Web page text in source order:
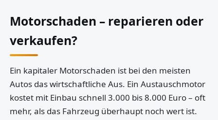
Motorschaden – reparieren oder
verkaufen?
Ein kapitaler Motorschaden ist bei den meisten
Autos das wirtschaftliche Aus. Ein Austauschmotor
kostet mit Einbau schnell 3.000 bis 8.000 Euro – oft
mehr, als das Fahrzeug überhaupt noch wert ist.